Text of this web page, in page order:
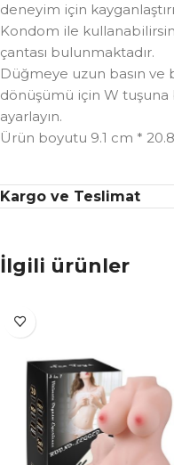
deneyim için
Kondom ile
çantası bulunmaktadır.
Düğmeye uzun basın ve
dönüşümü için W tuşuna
ayarlayın.
Ürün boyutu 9.1 cm * 20.8
Kargo ve Teslimat
İlgili ürünler